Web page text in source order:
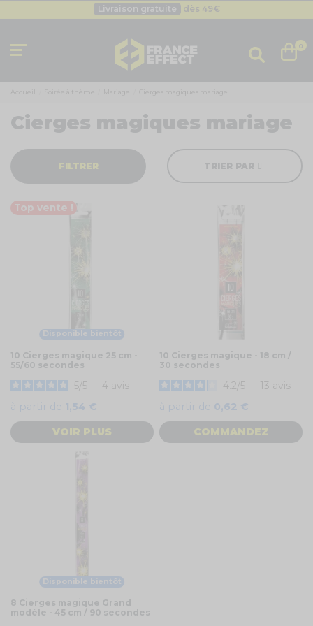
Livraison gratuite dès 49€
Livraison gratuite dès 49 0
Accueil Soirée à thème Mariage Cierges magiques mariage
Cierges magiques mariage
FILTRER TRIER PAR
Top vente !
Disponible bientôt
10 Cierges magique 25 cm -
55/60 secondes
5 5 - 4 avis
à partir de 1,54 €
VOIR PLUS
10 Cierges magique - 18 cm /
30 secondes
4.2 5 - 13 avis
à partir de 0,62 €
COMMANDEZ
Disponible bientôt
8 Cierges magique Grand
modèle - 45 cm / 90 secondes